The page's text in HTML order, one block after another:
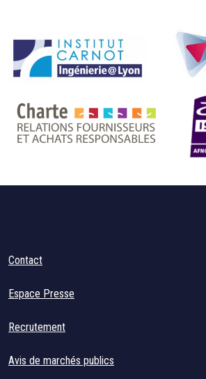
Contact
Espace Presse
Recrutement
Avis de marchés publics